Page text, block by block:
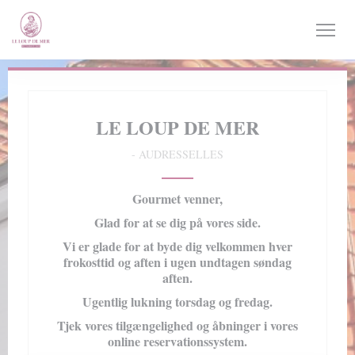
LE LOUP DE MER
- AUDRESSELLES
Gourmet venner,
Glad for at se dig på vores side.
Vi er glade for at byde dig velkommen hver
frokosttid og aften i ugen undtagen søndag
aften.
Ugentlig lukning torsdag og fredag.
Tjek vores tilgængelighed og åbninger i vores
online reservationssystem.